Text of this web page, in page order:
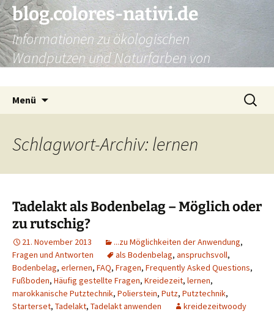
Zum
Inhalt
springen
blog.colores-nativi.de
Informationen zu ökologischen
Wandputzen und Naturfarben von
Menü
Suchen
nach:
Schlagwort-Archiv: lernen
Tadelakt als Bodenbelag – Möglich oder
zu rutschig?
21. November 2013 ...zu Möglichkeiten der Anwendung,
Fragen und Antworten
als Bodenbelag, anspruchsvoll,
Bodenbelag, erlernen, FAQ, Fragen, Frequently Asked Questions,
Fußboden, Häufig gestellte Fragen, Kreidezeit, lernen,
marokkanische Putztechnik, Polierstein, Putz, Putztechnik,
Starterset, Tadelakt, Tadelakt anwenden kreidezeitwoody